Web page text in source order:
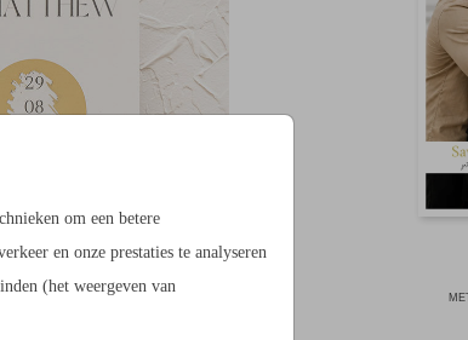
om een betere
en onze prestaties te analyseren
(het weergeven van